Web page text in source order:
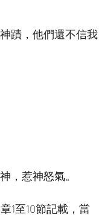
蹟，他們還不信我
，惹神怒氣。
1至10節記載，當